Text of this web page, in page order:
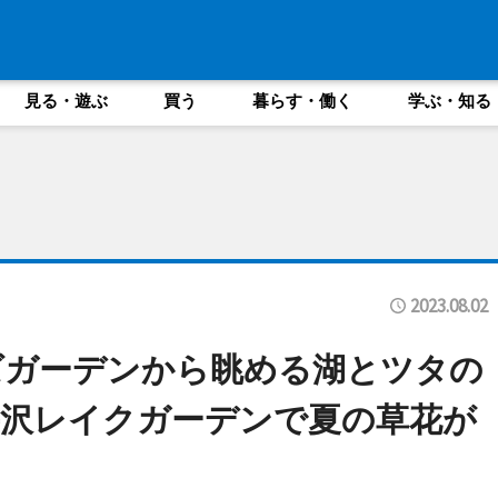
見る・遊ぶ 買う 暮らす・働く 学ぶ・知る
2023.08.02
ーデンから眺める湖とツタの
レイクガーデンで夏の草花が